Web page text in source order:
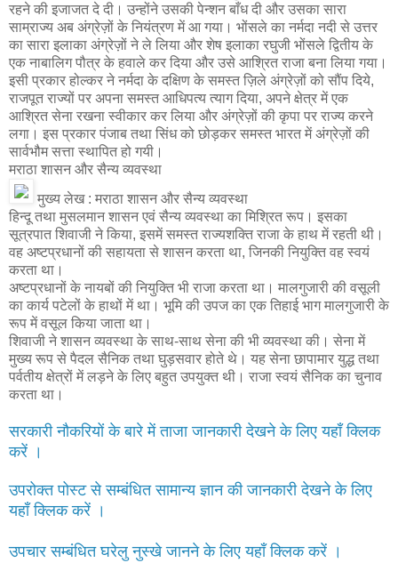
रहने की इजाजत दे दी। उन्होंने उसकी पेन्शन बाँध दी और उसका सारा
साम्राज्य अब अंग्रेज़ों के नियंत्रण में आ गया। भोंसले का नर्मदा नदी से उत्तर
का सारा इलाका अंग्रेज़ों ने ले लिया और शेष इलाका रघुजी भोंसले द्वितीय के
एक नाबालिग पौत्र के हवाले कर दिया और उसे आश्रित राजा बना लिया गया।
इसी प्रकार होल्कर ने नर्मदा के दक्षिण के समस्त ज़िले अंग्रेज़ों को सौंप दिये,
राजपूत राज्यों पर अपना समस्त आधिपत्य त्याग दिया, अपने क्षेत्र में एक
आश्रित सेना रखना स्वीकार कर लिया और अंग्रेज़ों की कृपा पर राज्य करने
लगा। इस प्रकार पंजाब तथा सिंध को छोड़कर समस्त भारत में अंग्रेज़ों की
सार्वभौम सत्ता स्थापित हो गयी।
मराठा शासन और सैन्य व्यवस्था
मुख्य लेख : मराठा शासन और सैन्य व्यवस्था
हिन्दू तथा मुसलमान शासन एवं सैन्य व्यवस्था का मिश्रित रूप। इसका
सूत्रपात शिवाजी ने किया, इसमें समस्त राज्यशक्ति राजा के हाथ में रहती थी।
वह अष्टप्रधानों की सहायता से शासन करता था, जिनकी नियुक्ति वह स्वयं
करता था।
अष्टप्रधानों के नायबों की नियुक्ति भी राजा करता था। मालगुजारी की वसूली
का कार्य पटेलों के हाथों में था। भूमि की उपज का एक तिहाई भाग मालगुजारी के
रूप में वसूल किया जाता था।
शिवाजी ने शासन व्यवस्था के साथ-साथ सेना की भी व्यवस्था की। सेना में
मुख्य रूप से पैदल सैनिक तथा घुड़सवार होते थे। यह सेना छापामार युद्ध तथा
पर्वतीय क्षेत्रों में लड़ने के लिए बहुत उपयुक्त थी। राजा स्वयं सैनिक का चुनाव
करता था।
सरकारी नौकरियों के बारे में ताजा जानकारी देखने के लिए यहाँ क्लिक
करें ।
उपरोक्त पोस्ट से सम्बंधित सामान्य ज्ञान की जानकारी देखने के लिए
यहाँ क्लिक करें ।
उपचार सम्बंधित घरेलु नुस्खे जानने के लिए यहाँ क्लिक करें ।